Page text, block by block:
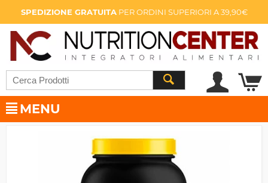
SPEDIZIONE GRATUITAPER ORDINI SUPERIORI A 39,90€
MENU